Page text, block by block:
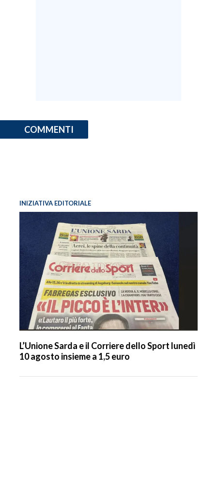
COMMENTI
INIZIATIVA EDITORIALE
L’Unione Sarda e il Corriere dello Sport lunedì
10 agosto insieme a 1,5 euro